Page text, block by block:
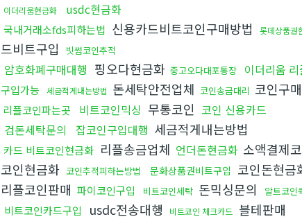
이더리움현금화 usdc현금화
국내거래소fds피하는법 신용카드비트코인구매방법 롯데상품권
드비트구입
빗썸코인추적
암호화폐구매대행 핑오다현금화 중고오다대포통장 이더리움 리
구입가능
세금적게내는방법 돈세탁안전업체 코인송금대리 코인구
리플코인파는곳 비트코인믹싱 무통코인 코인 신용카드
검돈세탁문의
잡코인구입대행 세금적게내는방법
카드 비트코인현금화 리플송금업체 언더돈현금화 소액결제
코인현금화 코인추적피하는방법 문화상품권비트구입 코인돈현금
리플코인판매 파이코인구입 비트코인세탁 돈믹싱문의 알트코인
비트코인카드구입 usdc전송대행 비트코인 체크카드 블테판매